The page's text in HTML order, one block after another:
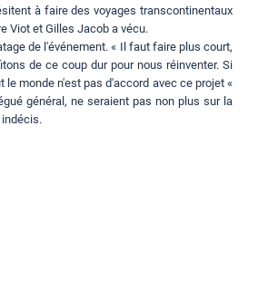
à faire des voyages transcontinentaux
Viot et Gilles Jacob a vécu.
de l'événement. « Il faut faire plus court,
de ce coup dur pour nous réinventer. Si
monde n'est pas d'accord avec ce projet «
général, ne seraient pas non plus sur la